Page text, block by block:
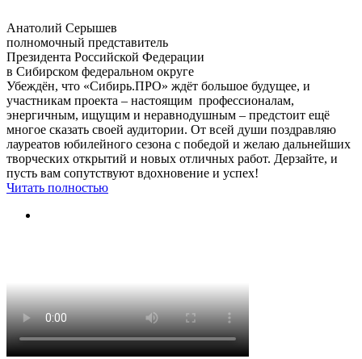
Анатолий Серышев
полномочный представитель
Президента Российской Федерации
в Сибирском федеральном округе
Убеждён, что «Сибирь.ПРО» ждёт большое будущее, и
участникам проекта – настоящим профессионалам,
энергичным, ищущим и неравнодушным – предстоит ещё
многое сказать своей аудитории. От всей души поздравляю
лауреатов юбилейного сезона с победой и желаю дальнейших
творческих открытий и новых отличных работ. Дерзайте, и
пусть вам сопутствуют вдохновение и успех!
Читать полностью